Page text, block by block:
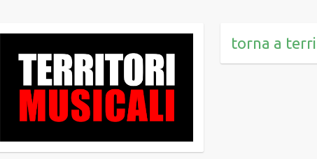
torna a